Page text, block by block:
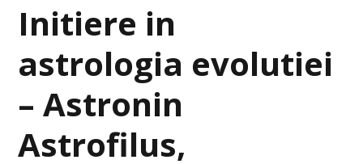
Initiere in
astrologia evolutiei
– Astronin
Astrofilus,